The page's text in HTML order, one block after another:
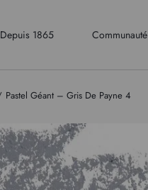
Depuis 1865 Communauté
Pastel Géant – Gris De Payne 4